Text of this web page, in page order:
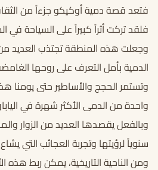
فتعد قصة دمية أوكيكو جزءاً من
فلقد تركت أثراً كبيراً على السياحة في
وجعلت هذه المنطقة تجتذب العديد من
الدمية بأمل التعرف على روحها
وتستمر الحجج والأساطير حتى يومنا
واحدة من الدمى الأكثر شهرة في
وبالفعل يقصدها العديد من الزوار
سنوياً لرؤيتها وتجربة العجائب التي
ومن الناحية التاريخية، يمكن ربط